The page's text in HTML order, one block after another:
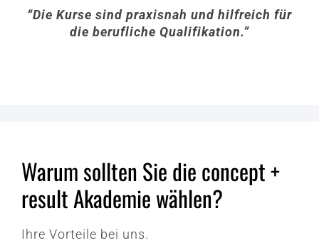
“Die Kurse sind praxisnah und hilfreich für
die berufliche Qualifikation.”
Warum sollten Sie die concept +
result Akademie wählen?
Ihre Vorteile bei uns.